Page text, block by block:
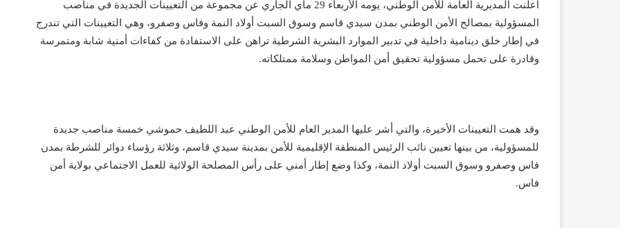
أعلنت المديرية العامة للأمن الوطني، يومه الأربعاء 29 ماي الجاري عن مجموعة من التعيينات الجديدة في مناصب
المسؤولية بمصالح الأمن الوطني بمدن سيدي قاسم وسوق السبت أولاد النمة وفاس وصفرو، وهي التعيينات التي تندرج
في إطار خلق دينامية داخلية في تدبير الموارد البشرية الشرطية تراهن على الاستفادة من كفاءات أمنية شابة ومتمرسة
وقادرة على تحمل مسؤولية تحقيق أمن المواطن وسلامة ممتلكاته.
وقد همت التعيينات الأخيرة، والتي أشر عليها المدير العام للأمن الوطني عبد اللطيف حموشي خمسة مناصب جديدة
للمسؤولية، من بينها تعيين نائب الرئيس المنطقة الإقليمية للأمن بمدينة سيدي قاسم، وثلاثة رؤساء دوائر للشرطة بمدن
فاس وصفرو وسوق السبت أولاد النمة، وكذا وضع إطار أمني على رأس المصلحة الولائية للعمل الاجتماعي بولاية أمن
فاس.